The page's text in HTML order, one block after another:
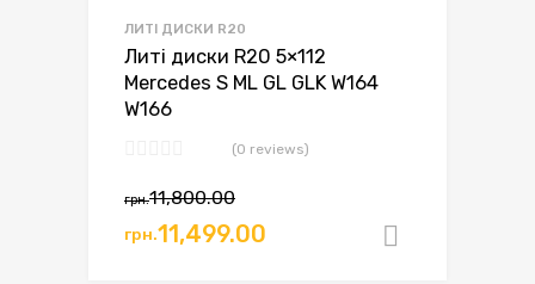
ЛИТІ ДИСКИ R20
Литі диски R20 5×112
Mercedes S ML GL GLK W164
W166
(0 reviews)
грн.11,800.00
грн.11,499.00